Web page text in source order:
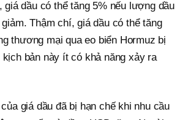
giá dầu có thể tăng 5% nếu lượng dầu
Thậm chí, giá dầu có thể tăng
thương mại qua eo biển Hormuz bị
kịch bản này ít có khả năng xảy ra
giá dầu đã bị hạn chế khi nhu cầu